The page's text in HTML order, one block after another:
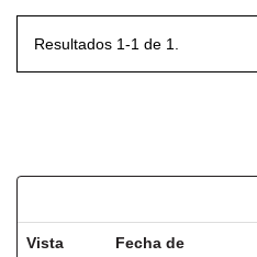
Resultados 1-1 de 1.
Vista
Fecha de